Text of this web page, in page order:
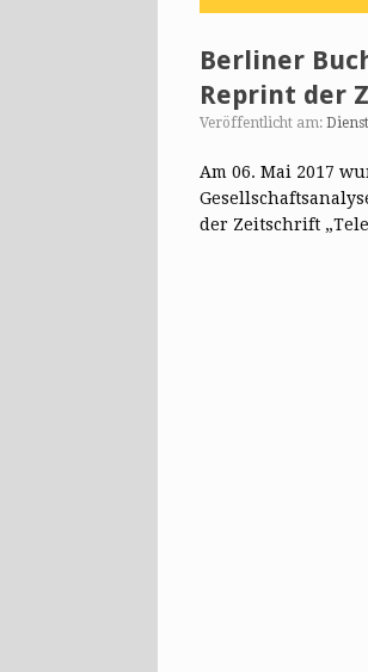
Berliner
Reprint der
Veröffentlicht am:
Am 06. Mai 2017
der Zeitschrift